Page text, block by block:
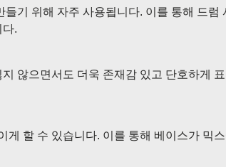
기 위해 자주 사용됩니다. 이를 통해 드럼
.
않으면서도 더욱 존재감 있고 단호하게
할 수 있습니다. 이를 통해 베이스가 믹